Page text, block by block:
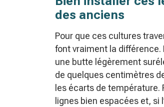
des anciens
Pour que ces cultures
font vraiment la différence.
une butte légèrement
de quelques centimètres
les écarts de température.
lignes bien espacées et, si